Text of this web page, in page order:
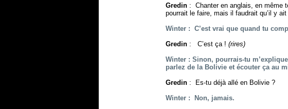
Gredin : Chanter en anglais, en même
pourrait le faire, mais il faudrait qu’il y
Winter : C’est vrai que quand tu
Gredin : C’est ça ! (rires)
Winter : Sinon, pourrais-tu
parlez de la Bolivie et écouter ça au
Gredin : Es-tu déjà allé en Bolivie ?
Winter : Non, jamais.